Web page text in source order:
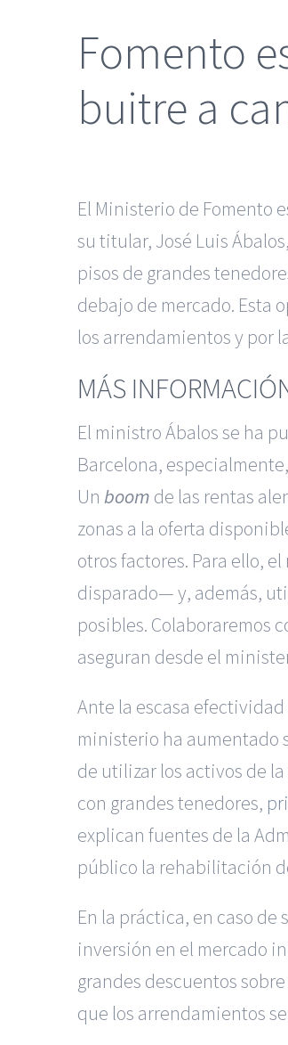
Fomento
buitre a
El Ministerio de Fomento
su titular, José Luis
pisos de grandes
debajo de mercado. Esta
los arrendamientos y por
MÁS
El ministro Ábalos se ha
Barcelona,
Un boom de las rentas
zonas a la oferta
otros factores. Para ello,
disparado— y, además,
posibles. Colaboraremos
aseguran desde el
Ante la escasa
ministerio ha aumentado
de utilizar los activos de
con grandes tenedores,
explican fuentes de la
público la rehabilitación
En la práctica, en caso
inversión en el mercado
grandes descuentos
que los arrendamientos